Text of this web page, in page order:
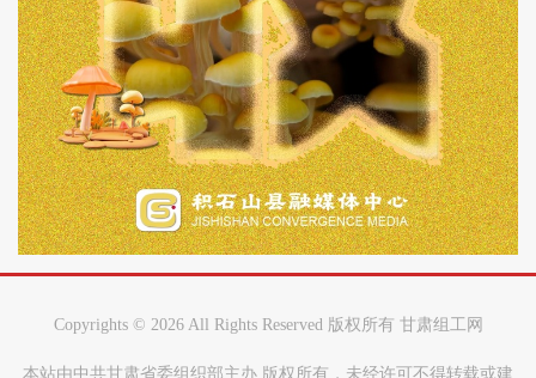
Copyrights © 2026 All Rights Reserved 版权所有 甘肃组工网
本站由中共甘肃省委组织部主办 版权所有，未经许可不得转载或建